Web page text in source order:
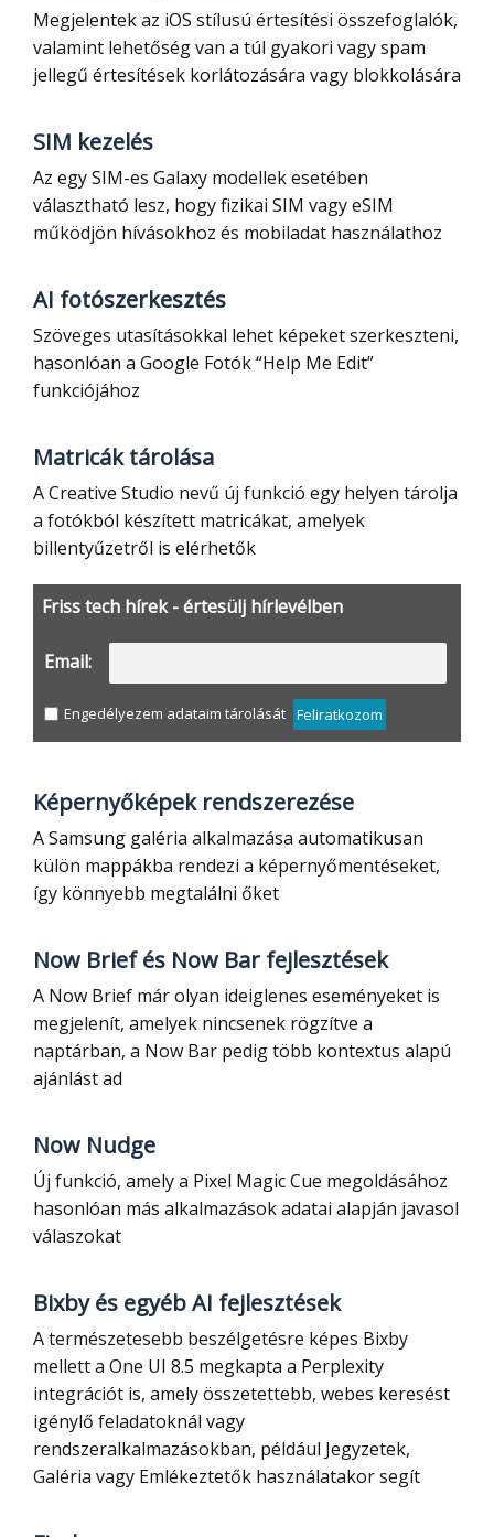
Megjelentek az iOS stílusú értesítési összefoglalók,
valamint lehetőség van a túl gyakori vagy spam
jellegű értesítések korlátozására vagy blokkolására
SIM kezelés
Az egy SIM-es Galaxy modellek esetében
választható lesz, hogy fizikai SIM vagy eSIM
működjön hívásokhoz és mobiladat használathoz
AI fotószerkesztés
Szöveges utasításokkal lehet képeket szerkeszteni,
hasonlóan a Google Fotók “Help Me Edit”
funkciójához
Matricák tárolása
A Creative Studio nevű új funkció egy helyen tárolja
a fotókból készített matricákat, amelyek
billentyűzetről is elérhetők
Friss tech hírek - értesülj hírlevélben
Email:
Engedélyezem adataim tárolását Feliratkozom
Képernyőképek rendszerezése
A Samsung galéria alkalmazása automatikusan
külön mappákba rendezi a képernyőmentéseket,
így könnyebb megtalálni őket
Now Brief és Now Bar fejlesztések
A Now Brief már olyan ideiglenes eseményeket is
megjelenít, amelyek nincsenek rögzítve a
naptárban, a Now Bar pedig több kontextus alapú
ajánlást ad
Now Nudge
Új funkció, amely a Pixel Magic Cue megoldásához
hasonlóan más alkalmazások adatai alapján javasol
válaszokat
Bixby és egyéb AI fejlesztések
A természetesebb beszélgetésre képes Bixby
mellett a One UI 8.5 megkapta a Perplexity
integrációt is, amely összetettebb, webes keresést
igénylő feladatoknál vagy
rendszeralkalmazásokban, például Jegyzetek,
Galéria vagy Emlékeztetők használatakor segít